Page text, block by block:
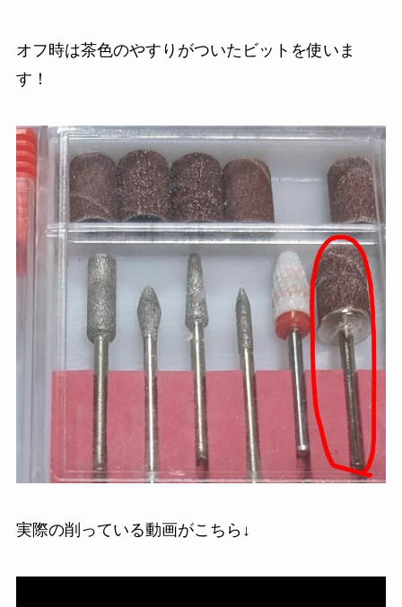
オフ時は茶色のやすりがついたビットを使いま
す！
実際の削っている動画がこちら↓